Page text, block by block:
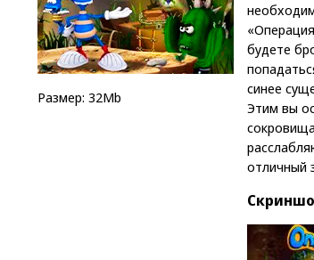
Размер: 32Mb
будете
синее
Этим вы
отличный